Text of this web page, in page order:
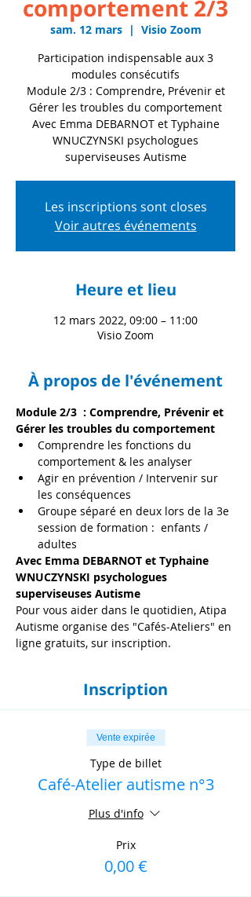
comportement 2/3
sam. 12 mars
  |
Visio Zoom
Participation indispensable aux 3
modules consécutifs
Module 2/3 : Comprendre, Prévenir et
Gérer les troubles du comportement
Avec Emma DEBARNOT et Typhaine
WNUCZYNSKI psychologues
superviseuses Autisme
Les inscriptions sont closes
Voir autres événements
Heure et lieu
12 mars 2022, 09:00 – 11:00
Visio Zoom
À propos de l'événement
Module 2/3  : Comprendre, Prévenir et
Gérer les troubles du comportement
Comprendre les fonctions du
comportement & les analyser
Agir en prévention / Intervenir sur
les conséquences
Groupe séparé en deux lors de la 3e
session de formation :  enfants /
adultes
Avec Emma DEBARNOT et Typhaine
WNUCZYNSKI psychologues
superviseuses Autisme
Pour vous aider dans le quotidien, Atipa
Autisme organise des "Cafés-Ateliers" en
ligne gratuits, sur inscription.
Inscription
Vente expirée
Type de billet
Café-Atelier autisme n°3
Plus d'info
Prix
0,00 €